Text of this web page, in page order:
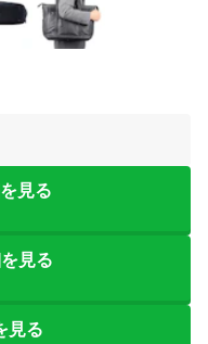
見る
見る
見る